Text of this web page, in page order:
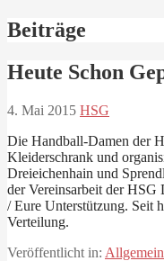
Beiträge
Heute Schon
4. Mai 2015 HSG
Die Handball-Damen der
Kleiderschrank und
Dreieichenhain und
der Vereinsarbeit der
/ Eure Unterstützung. Seit
Verteilung.
Veröffentlicht in: Allgemein